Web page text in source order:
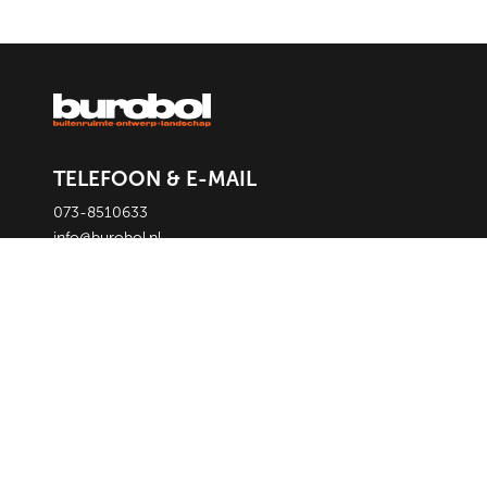
TELEFOON & E-MAIL
073-8510633
info@burobol.nl